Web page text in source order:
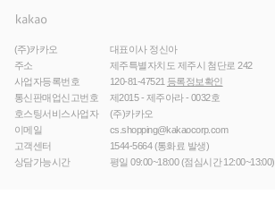
(주)카카오
대표이사 정신아
주소
제주특별자치도 제주시 첨단로 242
사업자등록번호
120-81-47521 등록정보확인
통신판매업신고번호
제2015 - 제주아라 - 0032호
호스팅서비스사업자
(주)카카오
이메일
cs.shopping@kakaocorp.com
고객센터
1544-5664(통화료 발생)
상담가능시간
평일 09:00~18:00 (점심시간 12:00~13:00)